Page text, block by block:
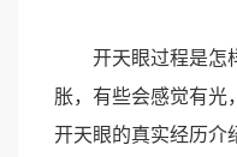
开天眼过程是怎
胀，有些会感觉有光
开天眼的真实经历介